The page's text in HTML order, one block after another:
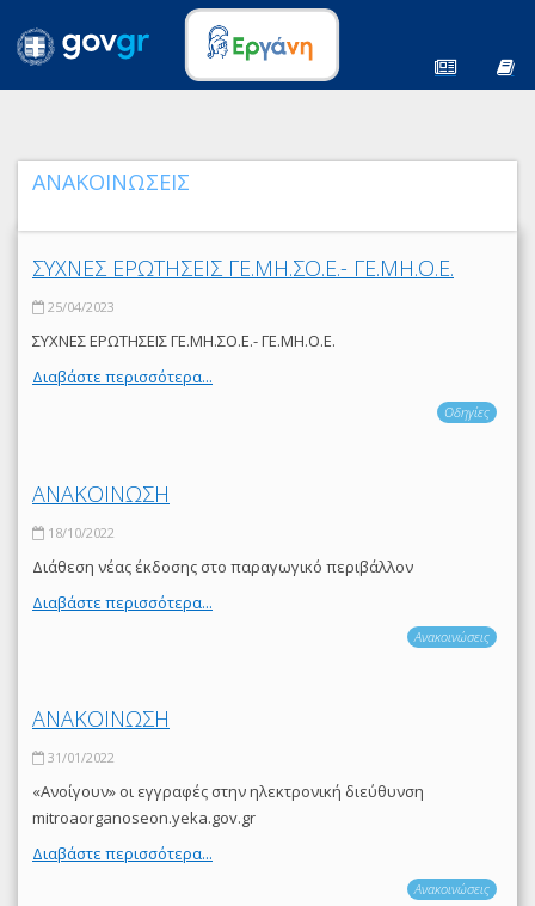
ΑΝΑΚΟΙΝΩΣΕΙΣ
ΣΥΧΝΕΣ ΕΡΩΤΗΣΕΙΣ ΓΕ.ΜΗ.ΣΟ.Ε.- ΓΕ.ΜΗ.Ο.Ε.
25/04/2023
ΣΥΧΝΕΣ ΕΡΩΤΗΣΕΙΣ ΓΕ.ΜΗ.ΣΟ.Ε.- ΓΕ.ΜΗ.Ο.Ε.
Διαβάστε περισσότερα...
Οδηγίες
ΑΝΑΚΟΙΝΩΣΗ
18/10/2022
Διάθεση νέας έκδοσης στο παραγωγικό περιβάλλον
Διαβάστε περισσότερα...
Ανακοινώσεις
ΑΝΑΚΟΙΝΩΣΗ
31/01/2022
«Ανοίγουν» οι εγγραφές στην ηλεκτρονική διεύθυνση
mitroaorganoseon.yeka.gov.gr
Διαβάστε περισσότερα...
Ανακοινώσεις